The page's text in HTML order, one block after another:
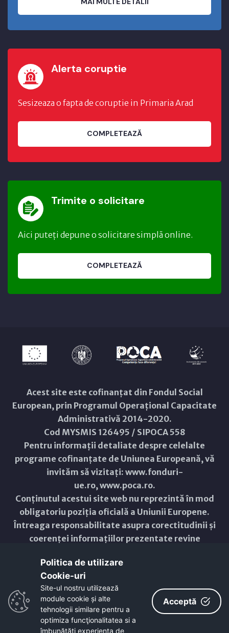
Alerta coruptie
Sesizeaza o fapta de coruptie in Primaria Arad
COMPLETEAZĂ
Trimite o solicitare
Aici puteți depune o solicitare simplă online.
COMPLETEAZĂ
Acest site este cofinanțat din Fondul Social
European, prin Programul Operațional Capacitate
Administrativă 2014-2020.
Cod MYSMIS 126495 / SIPOCA 558
Pentru informații detaliate despre celelalte
programe cofinanțate de Uniunea Europeană, vă
invităm să vizitați: www.fonduri-
ue.ro,www.poca.ro.
Conținutul acestui site web nu reprezintă în mod
obligatoriu poziția oficială a Uniunii Europene.
Întreaga responsabilitate asupra corectitudinii și
coerenței informațiilor prezentate revine
Copyright © 2021 - 2026 -
ResponsiveVoice
Non-Commercial License
Politica de utilizare
Cookie-uri‎
Site-ul nostru utilizează
module cookie și alte
tehnologii similare pentru a
optimiza funcţionalitatea si a
îmbunătăţi experienţa de
Acceptă